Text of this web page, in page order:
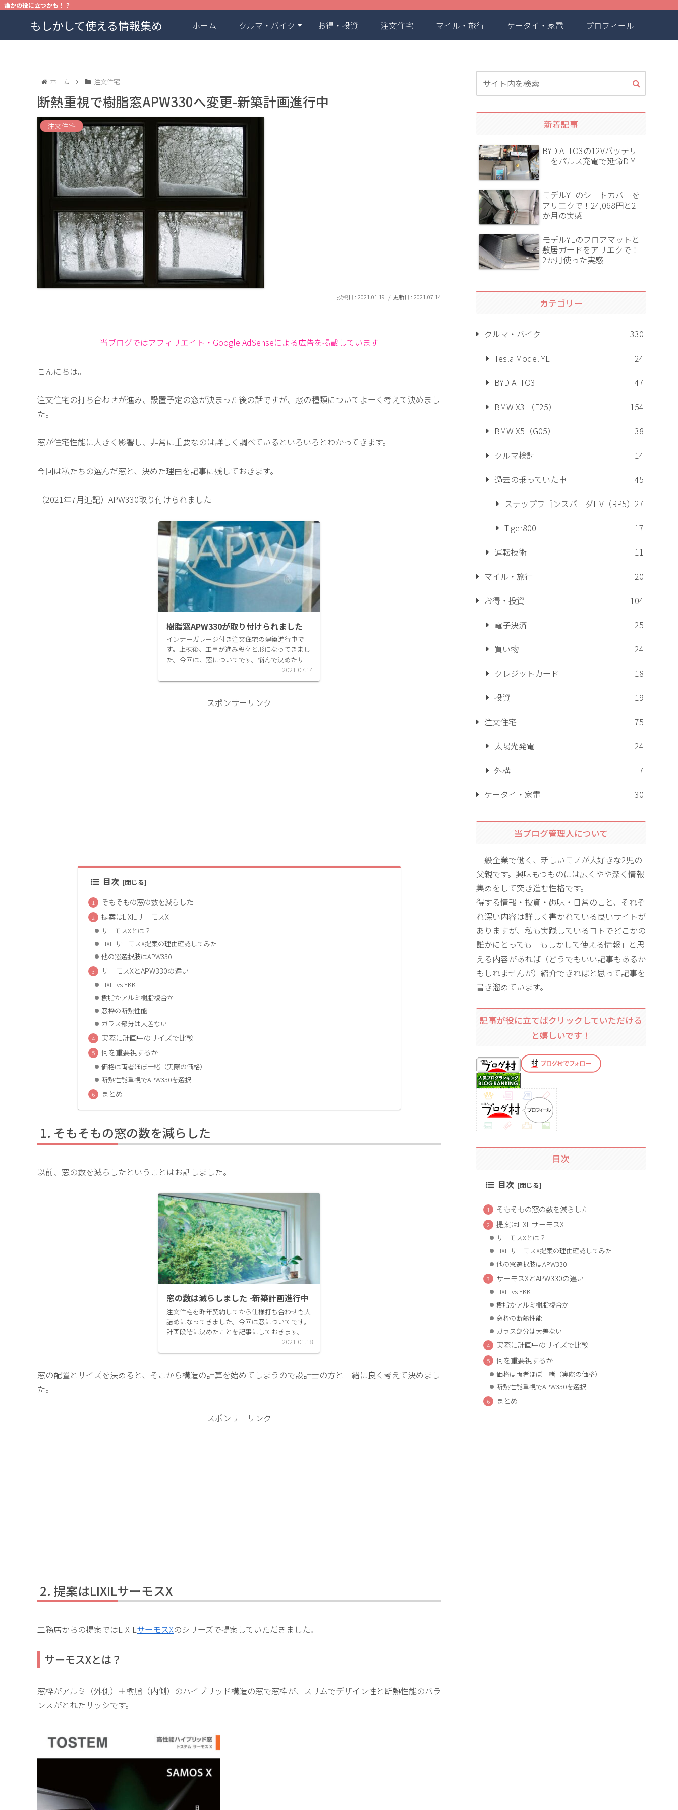
誰かの役に立つかも！？
もしかして使える情報集め ホーム クルマ・バイク お得・投資 注文住宅 マイル・旅行 ケータイ・家電 プロフィール
ホーム 注文住宅
断熱重視で樹脂窓APW330へ変更-新築計画進行中
注文住宅
2021.01.19 2021.07.14
当ブログではアフィリエイト・Google AdSenseによる広告を掲載しています
こんにちは。
注文住宅の打ち合わせが進み、設置予定の窓が決まった後の話ですが、窓の種類についてよーく考えて決めまし
た。
窓が住宅性能に大きく影響し、非常に重要なのは詳しく調べているといろいろとわかってきます。
今回は私たちの選んだ窓と、決めた理由を記事に残しておきます。
（2021年7月追記）APW330取り付けられました
樹脂窓APW330が取り付けられました
インナーガレージ付き注文住宅の建築進行中で
す。上棟後、工事が進み段々と形になってきまし
た。今回は、窓についてです。悩んで決めたサッ
シ以前、記事で紹介しましたが工務店からのサッ
シの提案はリクシルのサーモスX（アルミ樹脂複
2021.07.14
スポンサーリンク
目次
そもそもの窓の数を減らした
提案はLIXILサーモスX
サーモスXとは？
LIXILサーモスX提案の理由確認してみた
他の窓選択肢はAPW330
サーモスXとAPW330の違い
LIXIL vs YKK
樹脂かアルミ樹脂複合か
窓枠の断熱性能
ガラス部分は大差ない
実際に計画中のサイズで比較
何を重要視するか
価格は両者ほぼ一緒（実際の価格）
断熱性能重視でAPW330を選択
まとめ
そもそもの窓の数を減らした
以前、窓の数を減らしたということはお話しました。
窓の数は減らしました -新築計画進行中
注文住宅を昨年契約してから仕様打ち合わせも大
詰めになってきました。今回は窓についてです。
計画段階に決めたことを記事にしておきます。家
の間取り等延床面積インナーガレージ付きの
4LDKで2階建てで延べ床面積39坪くらいです。ビ
2021.01.18
窓の配置とサイズを決めると、そこから構造の計算を始めてしまうので設計士の方と一緒に良く考えて決めまし
た。
スポンサーリンク
提案はLIXILサーモスX
工務店からの提案ではLIXILサーモスXのシリーズで提案していただきました。
サーモスXとは？
窓枠がアルミ（外側）＋樹脂（内側）のハイブリッド構造の窓で窓枠が、スリムでデザイン性と断熱性能のバラ
ンスがとれたサッシです。
新着記事
BYD ATTO3の12Vバッテリ
ーをパルス充電で延命DIY
モデルYLのシートカバーを
アリエクで！24,068円と2
か月の実感
モデルYLのフロアマットと
敷居ガードをアリエクで！
2か月使った実感
カテゴリー
クルマ・バイク
330
Tesla Model YL
24
BYD ATTO3
47
BMW X3 （F25）
154
BMW X5（G05）
38
クルマ検討
14
過去の乗っていた車
45
ステップワゴンスパーダHV（RP5） 27
Tiger800
17
運転技術
11
マイル・旅行
20
お得・投資
104
電子決済
25
買い物
24
クレジットカード
18
投資
19
注文住宅
75
太陽光発電
24
外構
7
ケータイ・家電
30
当ブログ管理人について
一般企業で働く、新しいモノが大好きな2児の
父親です。興味もつものには広くやや深く情報
集めをして突き進む性格です。
得する情報・投資・趣味・日常のこと、それぞ
れ深い内容は詳しく書かれている良いサイトが
ありますが、私も実践しているコトでどこかの
誰かにとっても「もしかして使える情報」と思
える内容があれば（どうでもいい記事もあるか
もしれませんが）紹介できればと思って記事を
書き溜めています。
記事が役に立てばクリックしていただける
と嬉しいです！
目次
目次
そもそもの窓の数を減らした
提案はLIXILサーモスX
サーモスXとは？
LIXILサーモスX提案の理由確認してみた
他の窓選択肢はAPW330
サーモスXとAPW330の違い
LIXIL vs YKK
樹脂かアルミ樹脂複合か
窓枠の断熱性能
ガラス部分は大差ない
実際に計画中のサイズで比較
何を重要視するか
価格は両者ほぼ一緒（実際の価格）
断熱性能重視でAPW330を選択
まとめ